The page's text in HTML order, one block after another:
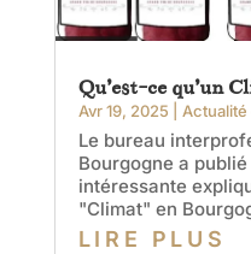
Qu’est-ce qu’un
Avr 19, 2025
Le bureau
Bourgogne a
intéressante
"Climat" en
LIRE PLUS